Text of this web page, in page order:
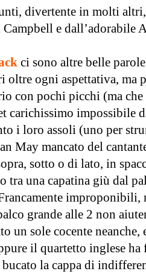
divertente in molti altri,
e dall’adorabile
ci sono altre belle
oltre ogni aspettativa, ma
con pochi picchi (ma
carichissimo impossibile
i loro assoli (uno per
May mancato del
sotto o di lato, in
tra una capatina giù dal
improponibili,
grande alle 2 non
un sole cocente
il quartetto inglese
bucato la cappa di